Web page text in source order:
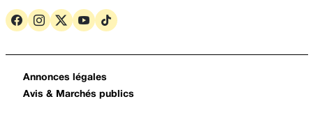
Annonces légales
Avis & Marchés publics